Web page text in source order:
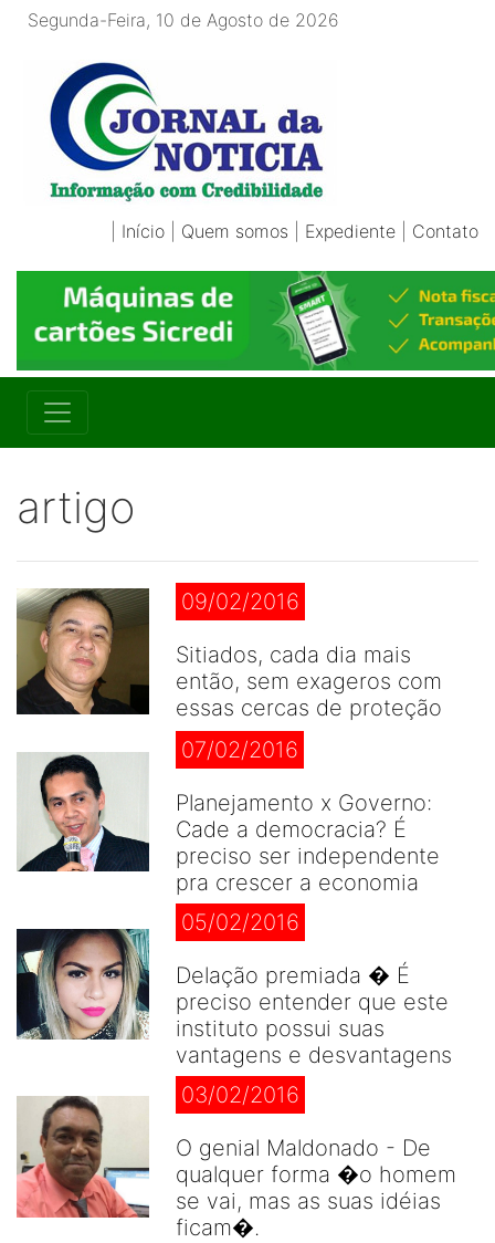
Segunda-Feira, 10 de Agosto de 2026
Início Quem somos Expediente Contato
artigo
09/02/2016
Sitiados, cada dia mais
então, sem exageros com
essas cercas de proteção
07/02/2016
Planejamento x Governo:
Cade a democracia? É
preciso ser independente
pra crescer a economia
05/02/2016
Delação premiada � É
preciso entender que este
instituto possui suas
vantagens e desvantagens
03/02/2016
O genial Maldonado - De
qualquer forma �o homem
se vai, mas as suas idéias
ficam�.